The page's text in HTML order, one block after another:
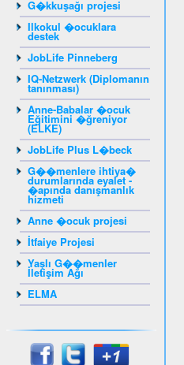
G�kkuşağı projesi
Ilkokul �ocuklara
destek
JobLife Pinneberg
IQ-Netzwerk (Diplomanın
tanınması)
Anne-Babalar �ocuk
Eğitimini �ğreniyor
(ELKE)
JobLife Plus L�beck
G��menlere ihtiya�
durumlarında eyalet -
�apında danışmanlık
hizmeti
Anne �ocuk projesi
İtfaiye Projesi
Yaşlı G��menler
İletişim Ağı
ELMA